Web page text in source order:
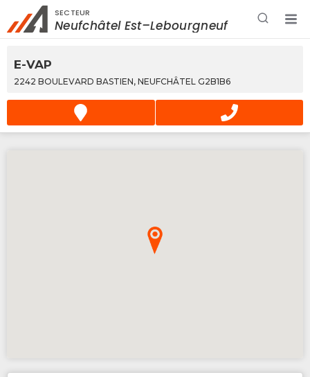
Rechercher à proximité - Entreprise / Rabais /
Services
SECTEUR
Neufchâtel Est–Lebourgneuf
E-VAP
2242 BOULEVARD BASTIEN, NEUFCHÂTEL G2B1B6